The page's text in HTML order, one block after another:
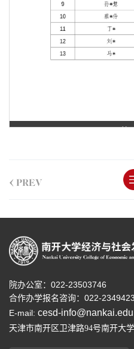
第
< PREV
院办公室：022-23503746
合作办学报名咨询： 022-
E-mail: cesd-
天津市南开区卫津路94号南开大